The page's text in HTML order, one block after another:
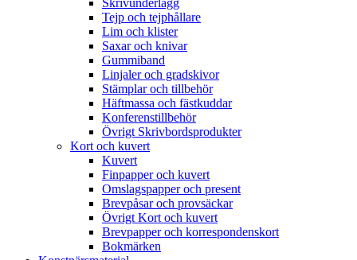
Skrivunderlägg
Tejp och tejphållare
Lim och klister
Saxar och knivar
Gummiband
Linjaler och gradskivor
Stämplar och tillbehör
Häftmassa och fästkuddar
Konferenstillbehör
Övrigt Skrivbordsprodukter
Kort och kuvert
Kuvert
Finpapper och kuvert
Omslagspapper och present
Brevpåsar och provsäckar
Övrigt Kort och kuvert
Brevpapper och korrespondenskort
Bokmärken